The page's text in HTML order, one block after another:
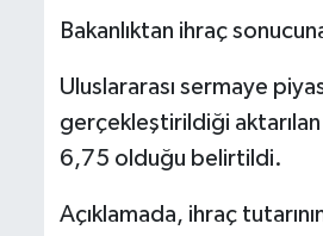
Bakanlıktan ihraç
Uluslararası sermaye
gerçekleştirildiği aktarılan
6,75 olduğu belirtildi.
Açıklamada, ihraç